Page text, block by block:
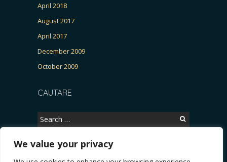
We value your privacy
April 2018
August 2017
April 2017
December 2009
October 2009
CAUTARE
Search
for: